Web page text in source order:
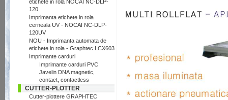
etichete in rola NOCAI NC-DLP-
120
Imprimanta etichete in rola
cerneala UV - NOCAI NC-DLP-
120UV
NOU - Imprimanta automata de
etichete in rola - Graphtec LCX603
Imprimante carduri
Imprimante carduri PVC
Javelin DNA magnetic,
contact, contactless
CUTTER-PLOTTER
Cutter-plottere GRAPHTEC